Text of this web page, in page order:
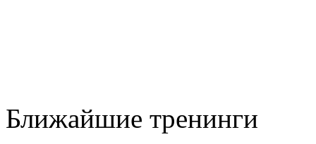
Ближайшие тренинги